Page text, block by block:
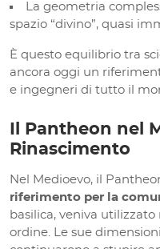
La geometria
spazio “divino”, quasi
È questo equilibrio tra
ancora oggi un
e ingegneri di tutto il
Il Pantheon nel
Rinascimento
Nel Medioevo, il
riferimento per la
basilica, veniva
ordine. Le sue